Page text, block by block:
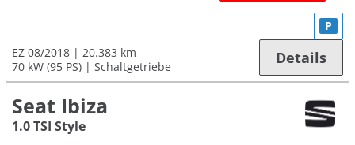
EZ 08/2018
20.383 km
70 kW (95 PS)
Schaltgetriebe
P
Details
Seat Ibiza
1.0 TSI Style